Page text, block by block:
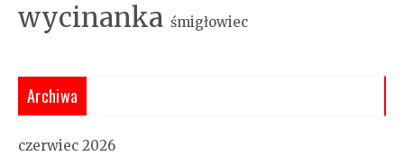
wycinanka śmigłowiec
Archiwa
czerwiec 2026